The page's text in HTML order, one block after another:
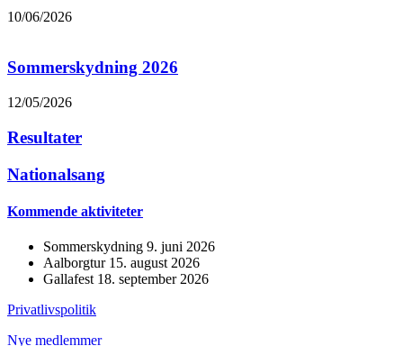
10/06/2026
Sommerskydning 2026
12/05/2026
Resultater
Nationalsang
Kommende aktiviteter
Sommerskydning 9. juni 2026
Aalborgtur 15. august 2026
Gallafest 18. september 2026
Privatlivspolitik
Nye medlemmer